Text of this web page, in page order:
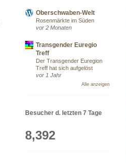
Oberschwaben-Welt
Rosenmärkte im Süden
vor 2 Monaten
Transgender Euregio
Treff
Der Transgender Euregion
Treff hat sich aufgelöst
vor 1 Jahr
Alle anzeigen
Besucher d. letzten 7 Tage
8,392